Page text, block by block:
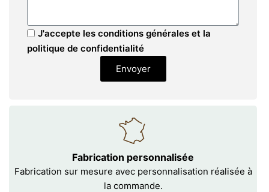
J'accepte les conditions générales et la
politique de confidentialité
Envoyer
Fabrication personnalisée
Fabrication sur mesure avec personnalisation réalisée à
la commande.